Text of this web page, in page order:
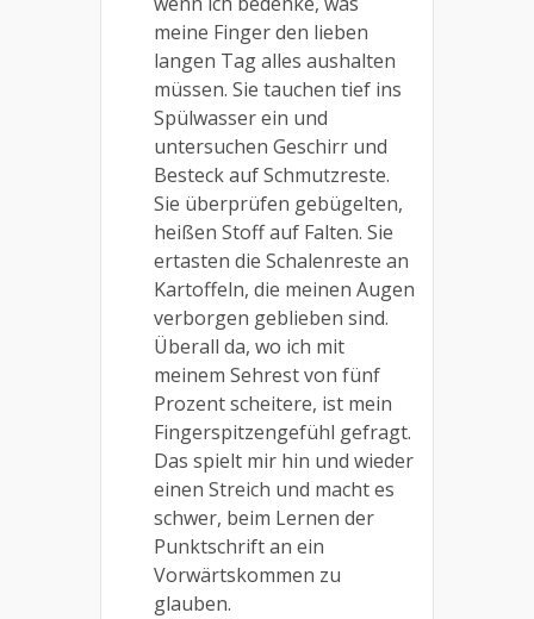
meine Finger den lieben
langen Tag alles aushalten
müssen. Sie tauchen tief ins
Spülwasser ein und
untersuchen Geschirr und
Besteck auf Schmutzreste.
Sie überprüfen gebügelten,
heißen Stoff auf Falten. Sie
ertasten die Schalenreste an
Kartoffeln, die meinen Augen
verborgen geblieben sind.
Überall da, wo ich mit
meinem Sehrest von fünf
Prozent scheitere, ist mein
Fingerspitzengefühl gefragt.
Das spielt mir hin und wieder
einen Streich und macht es
schwer, beim Lernen der
Punktschrift an ein
Vorwärtskommen zu
glauben.